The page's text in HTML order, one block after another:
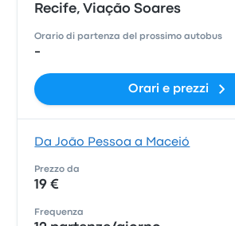
Recife, Viação Soares
Orario di partenza del prossimo autobus
-
Orari e prezzi
Da João Pessoa a Maceió
Prezzo da
19 €
Frequenza